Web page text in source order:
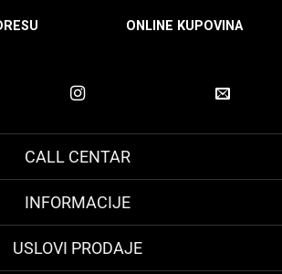
ONLINE KUPOVINA
CALL CENTAR
INFORMACIJE
USLOVI PRODAJE